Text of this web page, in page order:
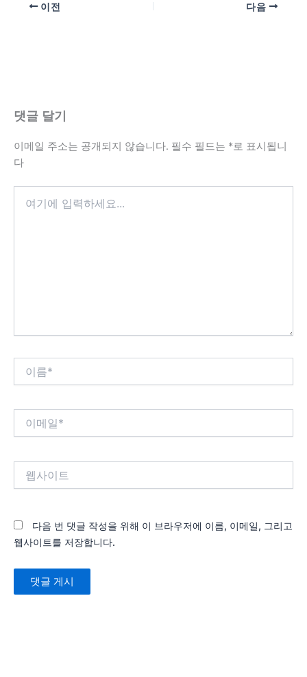
이전 다음
댓글 달기
이메일 주소는 공개되지 않습니다. 필수 필드는 *로 표시됩니
다
다음 번 댓글 작성을 위해 이 브라우저에 이름, 이메일, 그리고
웹사이트를 저장합니다.